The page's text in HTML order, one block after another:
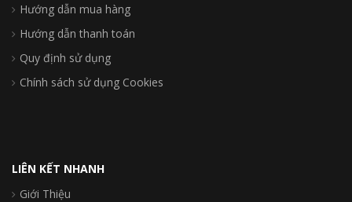
Hướng dẫn mua hàng
Hướng dẫn thanh toán
Quy định sử dụng
Chính sách sử dụng Cookies
LIÊN KẾT NHANH
Giới Thiệu